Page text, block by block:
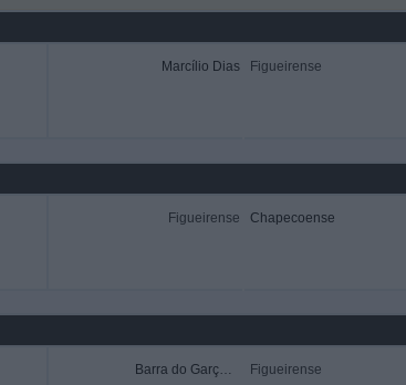
Marcílio Dias Figueirense
Figueirense Chapecoense
Barra do Garças FC Figueirense